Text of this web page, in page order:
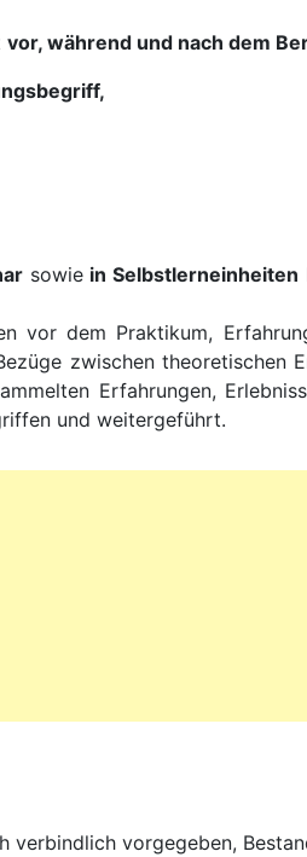
vor, während und nach dem
sowie in Selbstlerneinheiten
vor dem Praktikum,
zwischen theoretischen
Erfahrungen,
und weitergeführt.
vorgegeben,